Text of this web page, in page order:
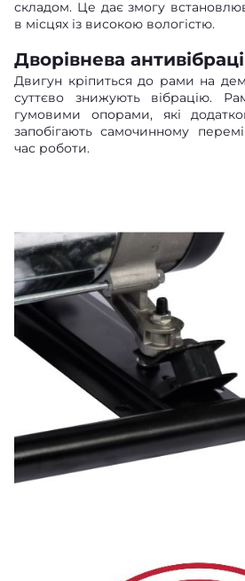
складом. Це дає змогу
в місцях із високою вологістю.
Дворівнева
Двигун кріпиться до рами на
суттєво знижують вібрацію.
гумовими опорами, які
запобігають самочинному
час роботи.